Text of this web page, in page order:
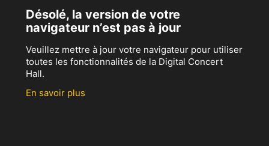
Désolé, la version de votre
navigateur n’est pas à jour
Veuillez mettre à jour votre navigateur pour utiliser
toutes les fonctionnalités de la Digital Concert
Hall.
En savoir plus